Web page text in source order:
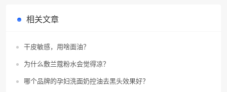
相关文章
干皮敏感，用啥面油？
为什么敷兰蔻粉水会觉得凉？
哪个品牌的孕妇洗面奶控油去黑头效果好？